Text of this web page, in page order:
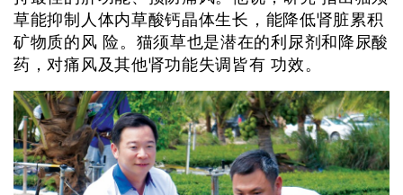
草能抑制人体内草酸钙晶体生长，能降低肾脏累积
矿物质的风 险。猫须草也是潜在的利尿剂和降尿酸
药，对痛风及其他肾功能失调皆有 功效。